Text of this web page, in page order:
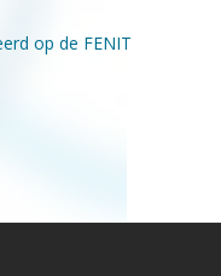
op de FENIT